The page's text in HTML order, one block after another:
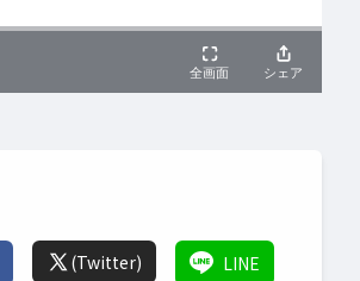
(Twitter) LINE